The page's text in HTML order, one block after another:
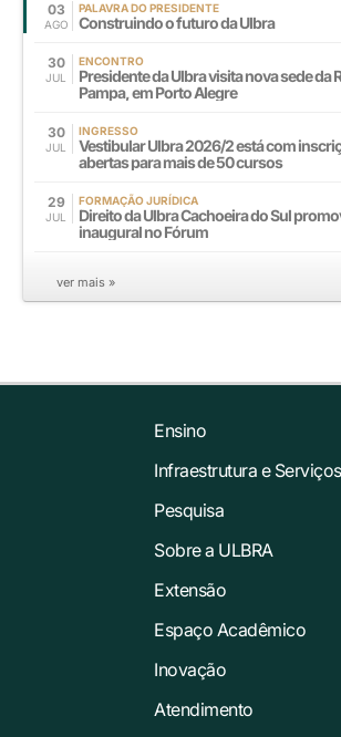
03
AGO
PALAVRA DO PRESIDENTE
Construindo o futuro da Ulbra
30
JUL
ENCONTRO
Presidente da Ulbra visita nova sede da
Pampa, em Porto Alegre
30
JUL
INGRESSO
Vestibular Ulbra 2026/2 está com
abertas para mais de 50 cursos
29
JUL
FORMAÇÃO JURÍDICA
Direito da Ulbra Cachoeira do Sul
inaugural no Fórum
ver mais »
Ensino
Infraestrutura e Serviços
Pesquisa
Sobre a ULBRA
Extensão
Espaço Acadêmico
Inovação
Atendimento